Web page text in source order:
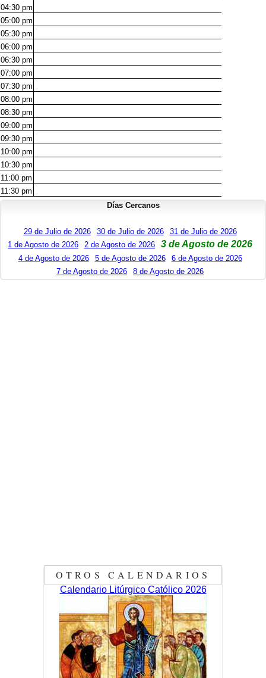
04:30 pm
05:00 pm
05:30 pm
06:00 pm
06:30 pm
07:00 pm
07:30 pm
08:00 pm
08:30 pm
09:00 pm
09:30 pm
10:00 pm
10:30 pm
11:00 pm
11:30 pm
Días Cercanos
29 de Julio de 2026 30 de Julio de 2026
31 de Julio de 2026
1 de Agosto de 2026
2 de Agosto de 2026 3 de Agosto de 2026
4 de Agosto de 2026 5 de Agosto de 2026
6 de Agosto de 2026
7 de Agosto de 2026
8 de Agosto de 2026
OTROS CALENDARIOS
Calendario Litúrgico Católico 2026